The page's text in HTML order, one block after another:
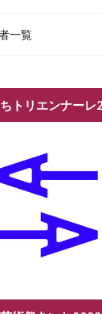
一覧
トリエンナーレ